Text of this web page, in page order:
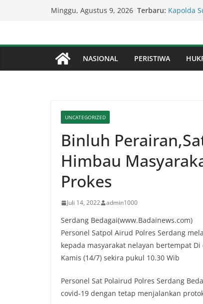
Minggu, Agustus 9, 2026 Terbaru: Brahrang
Serapan
Sekda:
NASIONAL PERISTIWA
UNCATEGORIZED
Binluh
Himbau
Prokes
Juli 14, 2022 admin1000
Serdang Bedagai(www.Badainews.com)
Personel Satpol Airud Polres Serdang
kepada masyarakat nelayan bertempat
Kamis (14/7) sekira pukul 10.30 Wib
Personel Sat Polairud Polres Serdang
covid-19 dengan tetap menjalankan